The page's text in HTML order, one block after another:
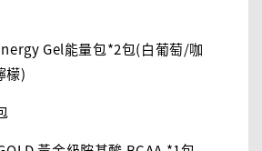
Gel能量包*2包(白葡萄/咖
檬)